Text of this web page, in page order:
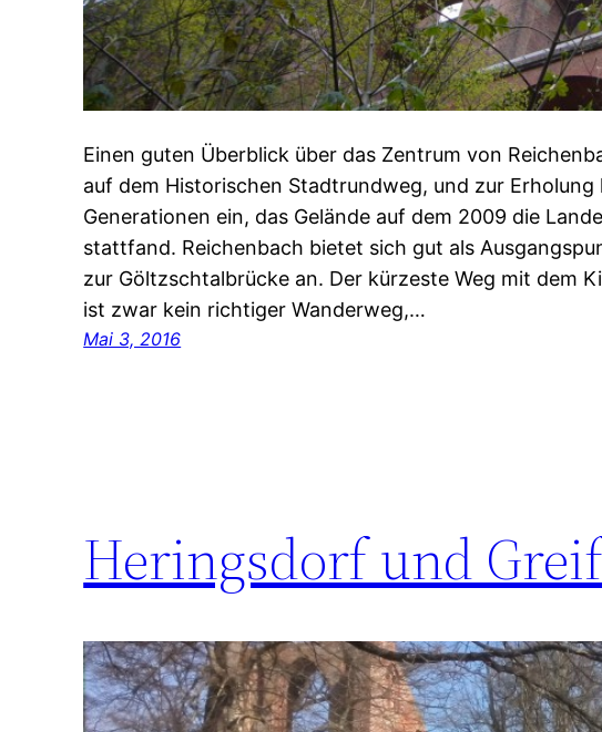
Einen guten Überblick über das Zentrum von
auf dem Historischen Stadtrundweg, und zur Erholung
Generationen ein, das Gelände auf dem 2009 die
stattfand. Reichenbach bietet sich gut als
zur Göltzschtalbrücke an. Der kürzeste Weg mit dem
ist zwar kein richtiger Wanderweg,…
Mai 3, 2016
Heringsdorf und